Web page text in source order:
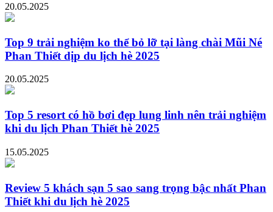
20.05.2025
Top 9 trải nghiệm ko thể bỏ lỡ tại làng chài Mũi Né
Phan Thiết dịp du lịch hè 2025
20.05.2025
Top 5 resort có hồ bơi đẹp lung linh nên trải nghiệm
khi du lịch Phan Thiết hè 2025
15.05.2025
Review 5 khách sạn 5 sao sang trọng bậc nhất Phan
Thiết khi du lịch hè 2025